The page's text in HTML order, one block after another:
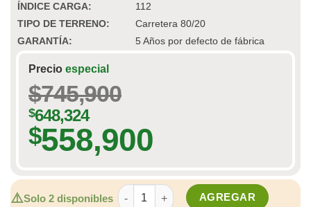
ÍNDICE CARGA:
112
TIPO DE TERRENO:
Carretera 80/20
GARANTÍA:
5 Años por defecto de fábrica
Precio especial
$745,900
$648,324
$558,900
⚠️Solo 2 disponibles
LLANTA RIN 17 COMPASAL 265/65R17
AGREGAR